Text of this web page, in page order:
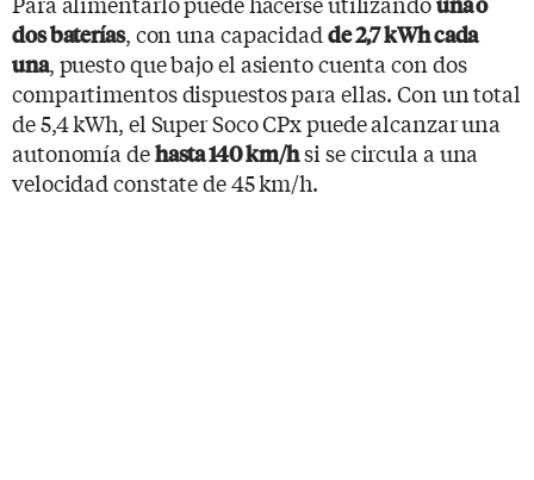
dos baterías, con una capacidad de 2,7 kWh cada
una, puesto que bajo el asiento cuenta con dos
compartimentos dispuestos para ellas. Con un total
de 5,4 kWh, el Super Soco CPx puede alcanzar una
autonomía dehasta 140 km/hsi se circula a una
velocidad constate de 45 km/h.